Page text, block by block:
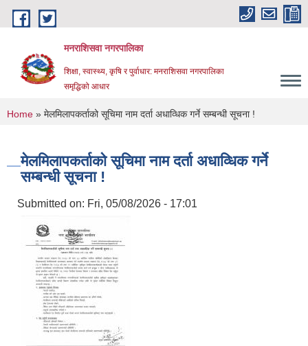
Skip to main content
मनराशिसवा नगरपालिका
शिक्षा, स्वास्थ्य, कृषि र पुर्वाधार: मनराशिसवा नगरपालिका
समृद्धिको आधार
You are here
Home » मेलमिलापकर्ताको सूचिमा नाम दर्ता अधाव्धिक गर्ने सम्बन्धी सूचना !
मेलमिलापकर्ताको सूचिमा नाम दर्ता अधाव्धिक गर्ने
सम्बन्धी सूचना !
Submitted on: Fri, 05/08/2026 - 17:01